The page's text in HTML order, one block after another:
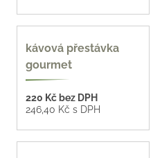
kávová přestávka
gourmet
220 Kč bez DPH
246,40 Kč s DPH